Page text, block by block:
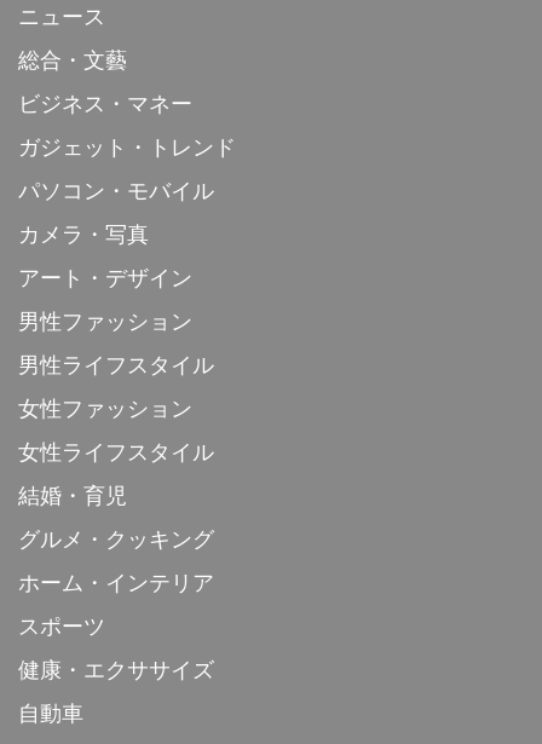
ニュース
総合・文藝
ビジネス・マネー
ガジェット・トレンド
パソコン・モバイル
カメラ・写真
アート・デザイン
男性ファッション
男性ライフスタイル
女性ファッション
女性ライフスタイル
結婚・育児
グルメ・クッキング
ホーム・インテリア
スポーツ
健康・エクササイズ
自動車